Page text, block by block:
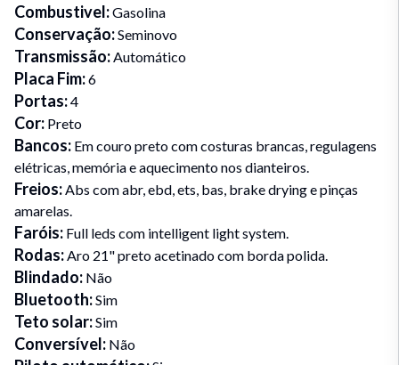
Combustivel:Gasolina
Conservação:Seminovo
Transmissão:Automático
Placa Fim:6
Portas:4
Cor: Preto
Bancos: Em couro preto com costuras brancas, regulagens
elétricas, memória e aquecimento nos dianteiros.
Freios:Abs com abr, ebd, ets, bas, brake drying e pinças
amarelas.
Faróis: Full leds com intelligent light system.
Rodas:Aro 21" preto acetinado com borda polida.
Blindado: Não
Bluetooth:Sim
Teto solar:Sim
Conversível: Não